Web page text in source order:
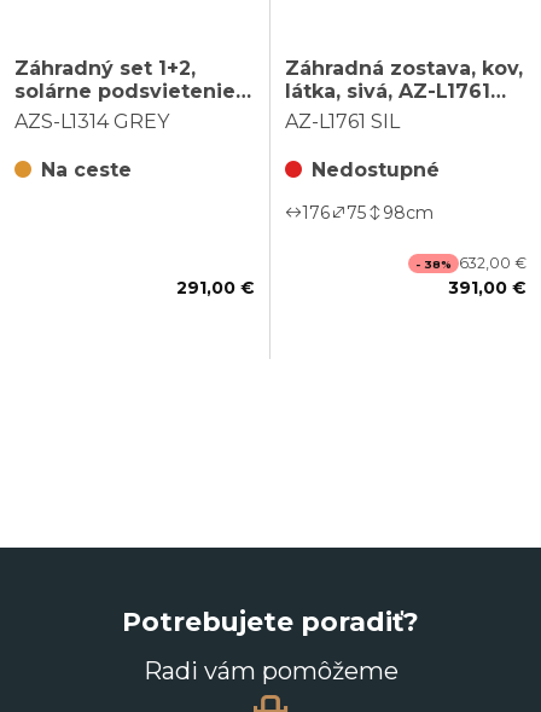
Záhradný set 1+2,
solárne podsvietenie,
kov, sivá, AZS-L1314
AZS-L1314 GREY
Na ceste
291,00 €
Záhradná zostava, kov,
látka, sivá, AZ-L1761
SIL
AZ-L1761 SIL
Nedostupné
176 75 98cm
- 38% 632,00 €
391,00 €
Potrebujete poradiť?
Radi vám pomôžeme